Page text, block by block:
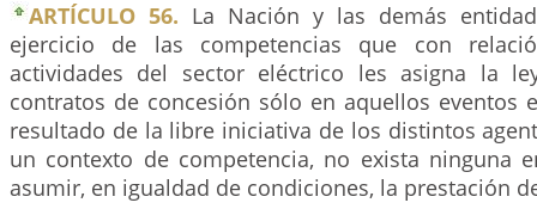
ARTÍCULO 56. La Nación y las demás
ejercicio de las competencias que con
actividades del sector eléctrico les asigna la
contratos de concesión sólo en aquellos eventos
resultado de la libre iniciativa de los distintos
un contexto de competencia, no exista ninguna
asumir, en igualdad de condiciones, la prestación